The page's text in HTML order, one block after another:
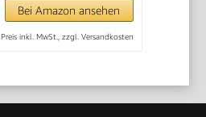
Bei Amazon ansehen
Preis inkl. MwSt., zzgl. Versandkosten